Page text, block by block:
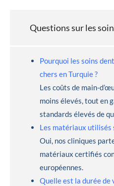
Questions sur les
Pourquoi les soins
chers en Turquie ?
Les coûts de main-
moins élevés, tout en
standards élevés de
Les matériaux utilisés
Oui, nos cliniques
matériaux certifiés
européennes.
Quelle est la durée de